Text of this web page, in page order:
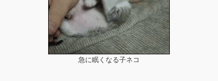
急に眠くなる子ネコ